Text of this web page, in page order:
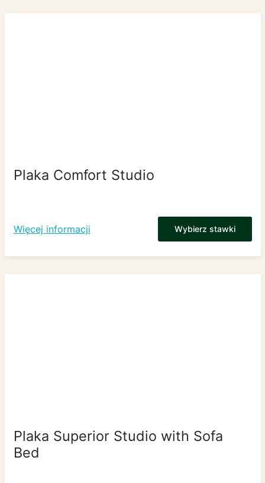
Plaka Comfort Studio
Więcej informacji Wybierz stawki
Plaka Superior Studio with Sofa
Bed